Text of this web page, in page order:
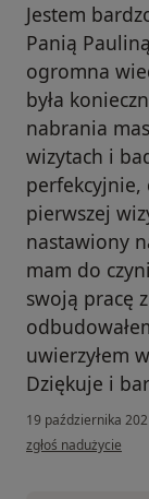
Jestem
Panią
ogromna
była
nabrania
wizytach i
perfekcyjnie,
pierwszej
nastawiony
mam do
swoją pracę
uwierzyłem
Dziękuje i
19 października
w opinii użytkownika
zgłoś nadużycie